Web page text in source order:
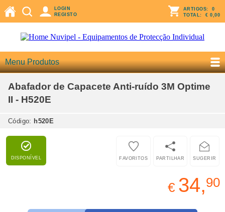
LOGIN
REGISTO
ARTIGOS: 0
TOTAL: € 0,00
Menu Produtos
Abafador de Capacete Anti-ruído 3M Optime
II - H520E
Código: h520E
DISPONÍVEL SUGERIR
PARTILHAR
FAVORITOS
€ 34,90